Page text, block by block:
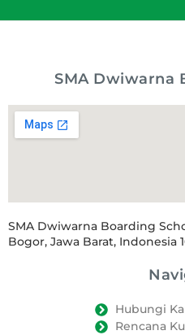
SMA Dwiwarna
SMA Dwiwarna Boarding
Bogor, Jawa Barat, Indonesia
Hubungi
Rencana